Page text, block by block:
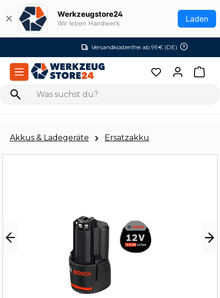
Zum Hauptinhalt springen
✕ Werkzeugstore24
Wir leben Handwerk Laden
Versandkostenfrei ab 99€ (DE)
Akkus & Ladegeräte Ersatzakku